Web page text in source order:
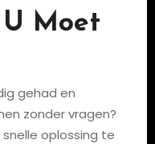
Moet
gehad en
zonder vragen?
oplossing te